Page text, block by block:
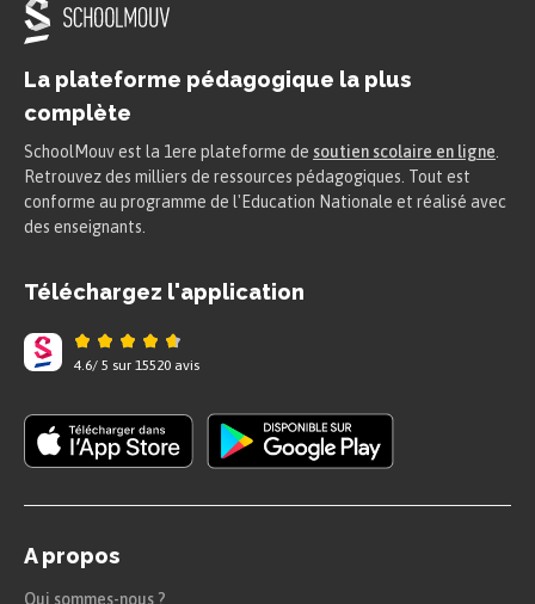
La plateforme pédagogique la plus
complète
SchoolMouv est la 1ere plateforme de soutien scolaire en ligne
Retrouvez des milliers de ressources pédagogiques. Tout est
conforme au programme de l'Education Nationale et réalisé avec
des enseignants.
Téléchargez l'application
4.6/ 5 sur 15520 avis
A propos
Qui sommes-nous ?